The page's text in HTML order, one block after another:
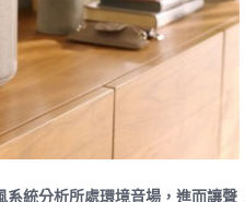
系統分析所處環境音場，進而讓聲